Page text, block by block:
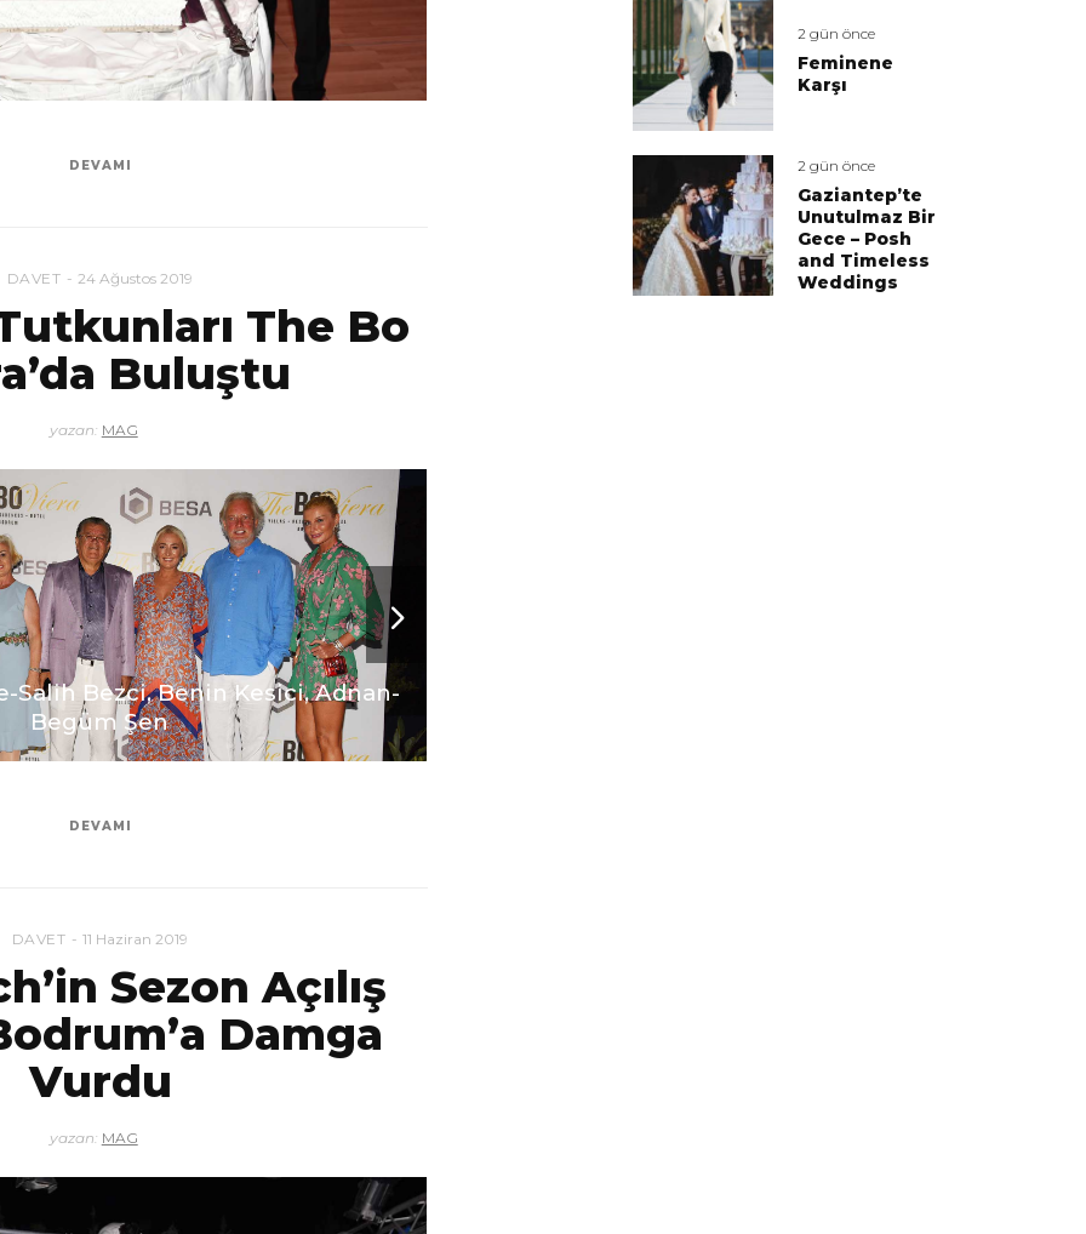
DEVAMI
DAVET 24 Ağustos 2019
The Bo
Buluştu
yazan: MAG
Salih Bezci, Benin Kesici, Adnan-
Begüm Şen
DEVAMI
DAVET 11 Haziran 2019
Sezon Açılış
Damga
Vurdu
yazan: MAG
2 gün önce
Feminene
Karşı
2 gün önce
Gaziantep’te
Unutulmaz Bir
Gece – Posh
and Timeless
Weddings